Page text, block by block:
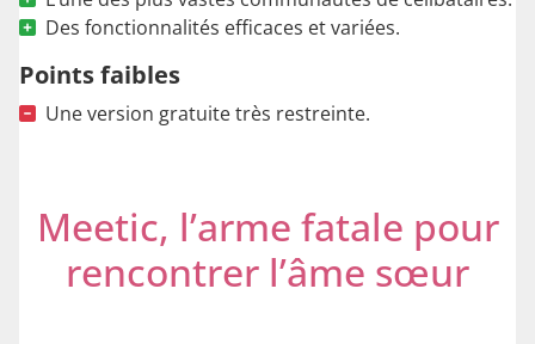
Des fonctionnalités efficaces et variées.
Points faibles
Une version gratuite très restreinte.
Meetic, l’arme fatale pour
rencontrer l’âme sœur